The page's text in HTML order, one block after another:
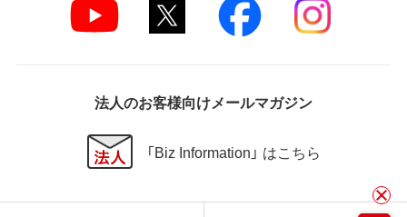
法人のお客様向けメールマガジン
「Biz Information」 はこちら